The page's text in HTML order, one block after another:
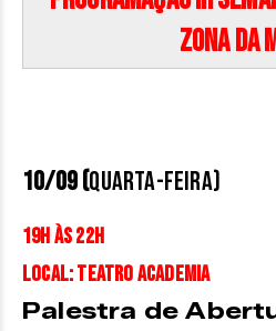
Zona da
10/09 (quarta-feira)
19h às 22h
Local: Teatro Academia
Palestra de